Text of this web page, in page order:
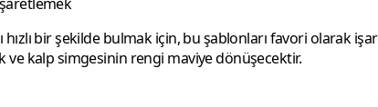
hızlı bir şekilde bulmak için, bu şablonları favori olarak
ve kalp simgesinin rengi maviye dönüşecektir.